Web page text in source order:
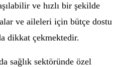
ve hızlı bir şekilde
ve aileleri için bütçe dostu
dikkat çekmektedir.
sağlık sektöründe özel